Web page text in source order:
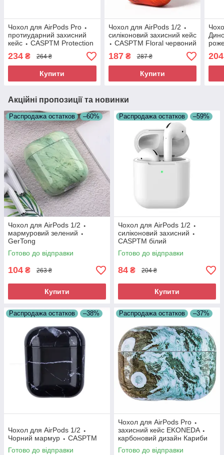
Чохол для AirPods Pro ⬩
протиударний захисний
кейс ⬩ CASPTM Protection
зелений
234 ₴ 264 ₴
Купити
Чохол для AirPods 1/2 ⬩
силіконовий захисний кейс
⬩ CASPTM Floral червоний
187₴ 287 ₴
Купити
204
Акційні пропозиції та новинки
Распродажа остатков –60%
Чохол для AirPods 1/2 ⬩
мармуровий зелений ⬩
GerTong
Готово до відправки
104 ₴ 263 ₴
Купити
Распродажа остатков –59%
Чохол для AirPods 1/2 ⬩
силіконовий захисний ⬩
CASPTM білий
Готово до відправки
84 ₴ 204 ₴
Купити
Распродажа остатков –38%
Чохол для AirPods 1/2 ⬩
Чорний мармур ⬩ CASPTM
Готово до відправки
Распродажа остатков –37%
Чохол для AirPods Pro ⬩
захисний кейс EKONEDA ⬩
карбоновий дизайн Кариби
Абстракція
Готово до відправки